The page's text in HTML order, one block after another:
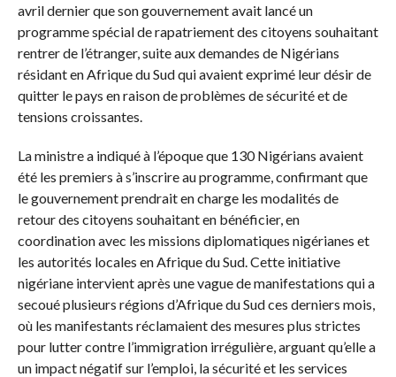
avril dernier que son gouvernement avait lancé un
programme spécial de rapatriement des citoyens souhaitant
rentrer de l’étranger, suite aux demandes de Nigérians
résidant en Afrique du Sud qui avaient exprimé leur désir de
quitter le pays en raison de problèmes de sécurité et de
tensions croissantes.
La ministre a indiqué à l’époque que 130 Nigérians avaient
été les premiers à s’inscrire au programme, confirmant que
le gouvernement prendrait en charge les modalités de
retour des citoyens souhaitant en bénéficier, en
coordination avec les missions diplomatiques nigérianes et
les autorités locales en Afrique du Sud. Cette initiative
nigériane intervient après une vague de manifestations qui a
secoué plusieurs régions d’Afrique du Sud ces derniers mois,
où les manifestants réclamaient des mesures plus strictes
pour lutter contre l’immigration irrégulière, arguant qu’elle a
un impact négatif sur l’emploi, la sécurité et les services